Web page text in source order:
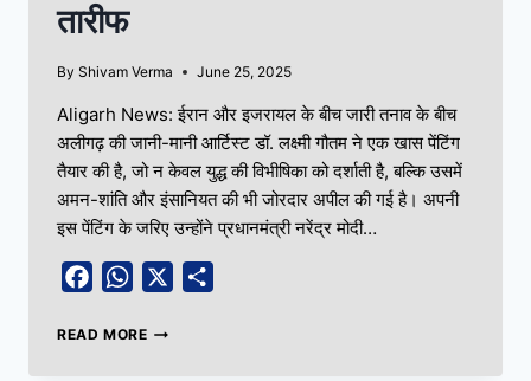
तारीफ
By Shivam Verma June 25, 2025
Aligarh News: ईरान और इजरायल के बीच जारी तनाव के बीच
अलीगढ़ की जानी-मानी आर्टिस्ट डॉ. लक्ष्मी गौतम ने एक खास पेंटिंग
तैयार की है, जो न केवल युद्ध की विभीषिका को दर्शाती है, बल्कि उसमें
अमन-शांति और इंसानियत की भी जोरदार अपील की गई है। अपनी
इस पेंटिंग के जरिए उन्होंने प्रधानमंत्री नरेंद्र मोदी…
FacebookWhatsApp
READ MORE